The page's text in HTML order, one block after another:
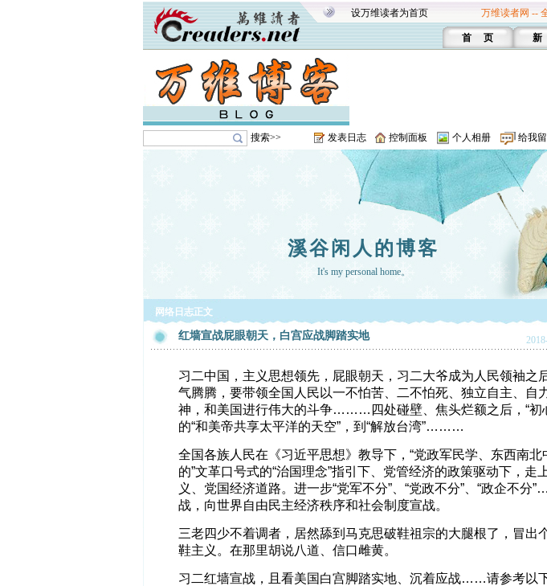
设万维读者为首页 万维读者网 --
首 页
搜索>> 发表日志 控制面板 个人相册 给我
溪谷闲人的博客
It's my personal home。
网络日志正文
红墙宣战屁眼朝天，白宫应战脚踏实地
习二中国，主义思想领先，屁眼朝天，习二大爷成为人民领袖之
气腾腾，要带领全国人民以一不怕苦、二不怕死、独立自主、自
神，和美国进行伟大的斗争………四处碰壁、焦头烂额之后，“初
的“和美帝共享太平洋的天空”，到“解放台湾”………
全国各族人民在《习近平思想》教导下，“党政军民学、东西南北
的”文革口号式的“治国理念”指引下、党管经济的政策驱动下，走
义、党国经济道路。进一步“党军不分”、“党政不分”、“政企不
战，向世界自由民主经济秩序和社会制度宣战。
三老四少不着调者，居然舔到马克思破鞋祖宗的大腿根了，冒出
鞋主义。在那里胡说八道、信口雌黄。
习二红墙宣战，且看美国白宫脚踏实地、沉着应战……请参考以